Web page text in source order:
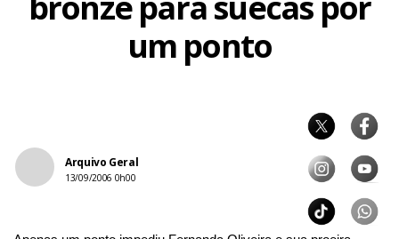
um ponto
Arquivo Geral
13/09/2006 0h00